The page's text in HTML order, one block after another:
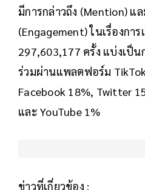
มีการกล่าวถึง (Mention) แ
(Engagement) ในเรื่องการ
297,603,177 ครั้ง แบ่งเป็
ร่วมผ่านแพลตฟอร์ม
Facebook 18%, Twitter
และ YouTube 1%
ข่าวที่เกี่ยวข้อง :